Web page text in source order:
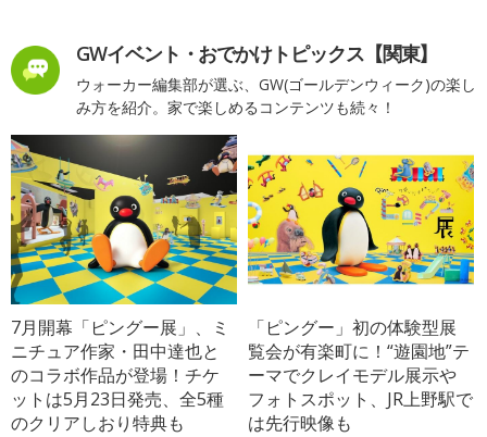
GWイベント・おでかけトピックス【関東】
ウォーカー編集部が選ぶ、GW(ゴールデンウィーク)の楽し
み方を紹介。家で楽しめるコンテンツも続々！
7月開幕「ピングー展」、ミ
ニチュア作家・田中達也と
のコラボ作品が登場！チケ
ットは5月23日発売、全5種
のクリアしおり特典も
「ピングー」初の体験型展
覧会が有楽町に！“遊園地”テ
ーマでクレイモデル展示や
フォトスポット、JR上野駅で
は先行映像も